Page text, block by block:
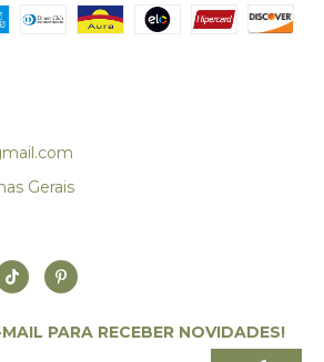
Gerais
PARA RECEBER NOVIDADES!